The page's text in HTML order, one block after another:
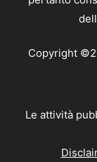
Copyright
Le attività